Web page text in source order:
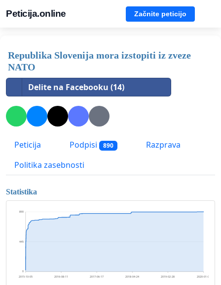
Peticija.online Začnite peticijo
Republika Slovenija mora izstopiti iz zveze
NATO
Delite na Facebooku (14)
Peticija Podpisi 890
Razprava
Politika zasebnosti
Statistika
0
445
890
2015-10-05 2016-08-11 2017-06-17 2018-04-24 2019-02-28 2020-01-05